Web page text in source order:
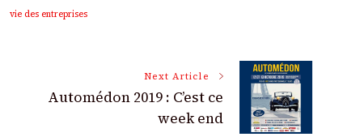
vie des entreprises
Next Article
Automédon 2019 : C’est ce
week end